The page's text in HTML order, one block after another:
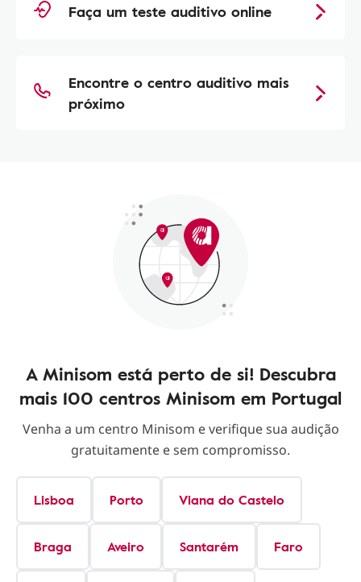
Faça um teste auditivo online
Encontre o centro auditivo mais
próximo
A Minisom está perto de si! Descubra
mais 100 centros Minisom em Portugal
Venha a um centro Minisom e verifique sua audição
gratuitamente e sem compromisso.
Lisboa Porto Viana do Castelo
Braga Aveiro Santarém Faro